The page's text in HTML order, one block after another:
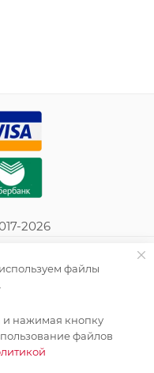
2026
файлы
и нажимая кнопку
файлов